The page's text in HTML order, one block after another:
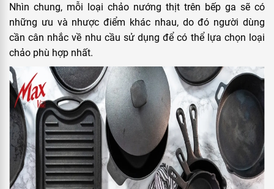
Nhìn chung, mỗi loại chảo nướng thịt trên bếp ga sẽ có
những ưu và nhược điểm khác nhau, do đó người dùng
cần cân nhắc về nhu cầu sử dụng để có thể lựa chọn loại
chảo phù hợp nhất.